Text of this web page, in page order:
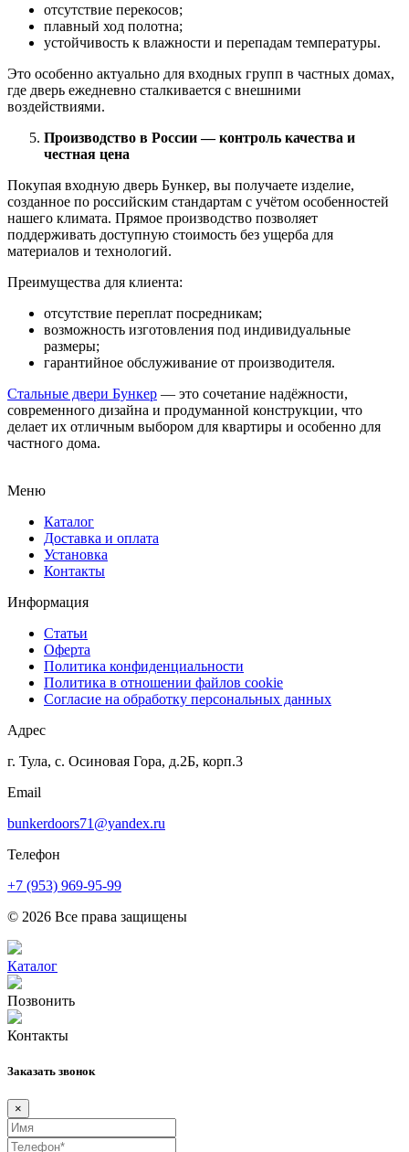
отсутствие перекосов;
плавный ход полотна;
устойчивость к влажности и перепадам температуры.
Это особенно актуально для входных групп в частных домах,
где дверь ежедневно сталкивается с внешними
воздействиями.
Производство в России — контроль качества и
честная цена
Покупая входную дверь Бункер, вы получаете изделие,
созданное по российским стандартам с учётом особенностей
нашего климата. Прямое производство позволяет
поддерживать доступную стоимость без ущерба для
материалов и технологий.
Преимущества для клиента:
отсутствие переплат посредникам;
возможность изготовления под индивидуальные
размеры;
гарантийное обслуживание от производителя.
Стальные двери Бункер — это сочетание надёжности,
современного дизайна и продуманной конструкции, что
делает их отличным выбором для квартиры и особенно для
частного дома.
Меню
Каталог
Доставка и оплата
Установка
Контакты
Информация
Статьи
Оферта
Политика конфиденциальности
Политика в отношении файлов cookie
Согласие на обработку персональных данных
Адрес
г. Тула, с. Осиновая Гора, д.2Б, корп.3
Email
bunkerdoors71@yandex.ru
Телефон
+7 (953) 969-95-99
© 2026 Все права защищены
Каталог
Позвонить
Контакты
Заказать звонок
×